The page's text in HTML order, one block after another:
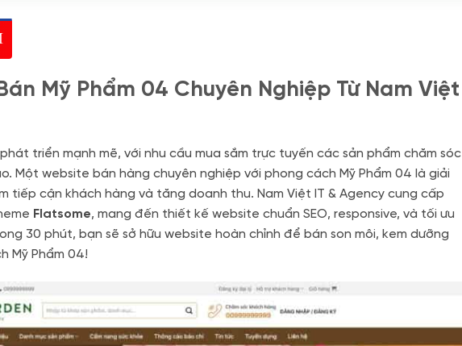
Mỹ Phẩm 04 Chuyên Nghiệp Từ Nam Việt
triển mạnh mẽ, với nhu cầu mua sắm trực tuyến các sản phẩm chăm sóc
Một website bán hàng chuyên nghiệp với phong cách Mỹ Phẩm 04 là giải
tiếp cận khách hàng và tăng doanh thu. Nam Việt IT & Agency cung cấp
Flatsome, mang đến thiết kế website chuẩn SEO, responsive, và tối ưu
30 phút, bạn sẽ sở hữu website hoàn chỉnh để bán son môi, kem dưỡng
Mỹ Phẩm 04!